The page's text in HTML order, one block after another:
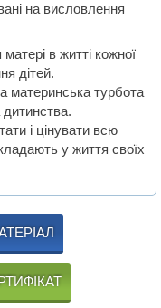
на висловлення
в житті кожної
дітей.
материнська турбота
дитинства.
і цінувати всю
у життя своїх